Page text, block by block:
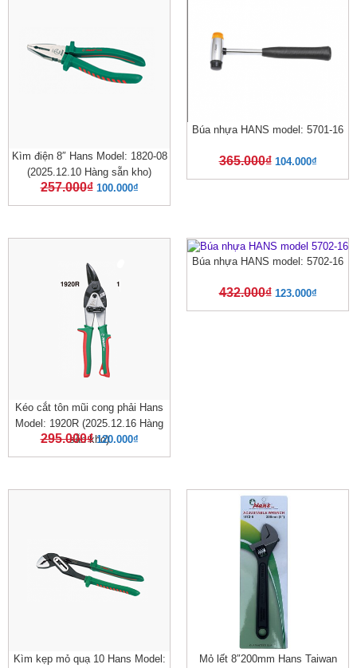
Kìm điện 8″ Hans Model: 1820-08
(2025.12.10 Hàng sẵn kho)
257.000₫ 100.000₫
Búa nhựa HANS model: 5701-16
365.000₫ 104.000₫
Kéo cắt tôn mũi cong phải Hans
Model: 1920R (2025.12.16 Hàng
sẵn kho)
295.000₫ 120.000₫
Búa nhựa HANS model: 5702-16
432.000₫ 123.000₫
Kìm kẹp mỏ quạ 10 Hans Model: Mỏ lết 8″200mm Hans Taiwan